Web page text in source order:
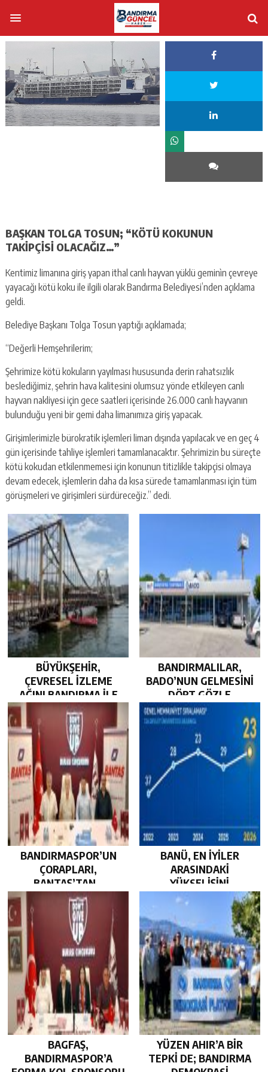
BAŞKAN TOLGA TOSUN; “KÖTÜ KOKUNUN
TAKİPÇİSİ OLACAĞIZ…”
Kentimiz limanına giriş yapan ithal canlı hayvan yüklü geminìn çevreye
yayacağı kötü koku ile ilgili olarak Bandırma Belediyesi’nden açıklama
geldi.
Belediye Başkanı Tolga Tosun yaptığı açıklamada;
“Değerli Hemşehrilerim;
Şehrimize kötü kokuların yayılması hususunda derin rahatsızlık
beslediğimiz, şehrin hava kalitesini olumsuz yönde etkileyen canlı
hayvan nakliyesi için gece saatleri içerisinde 26.000 canlı hayvanın
bulunduğu yeni bir gemi daha limanımıza giriş yapacak.
Girişimlerimizle bürokratik işlemleri liman dışında yapılacak ve en geç 4
gün içerisinde tahliye işlemleri tamamlanacaktır. Şehrimizin bu süreçte
kötü kokudan etkilenmemesi için konunun titizlikle takipçisi olmaya
devam edecek, işlemlerin daha da kısa sürede tamamlanması için tüm
görüşmeleri ve girişimleri sürdüreceğiz.” dedi.
BÜYÜKŞEHİR,
ÇEVRESEL İZLEME
AĞINI BANDIRMA İLE
GÜÇLENDİRDİ…
BANDIRMALILAR,
BADO’NUN GELMESİNİ
DÖRT GÖZLE
BEKLİYOR…
BANDIRMASPOR’UN
ÇORAPLARI,
BANTAŞ’TAN…
BANÜ, EN İYİLER
ARASINDAKİ
YÜKSELİŞİNİ
SÜRDÜRDÜ…
BAGFAŞ,
BANDIRMASPOR’A
YÜZEN AHIR’A BİR
TEPKİ DE; BANDIRMA